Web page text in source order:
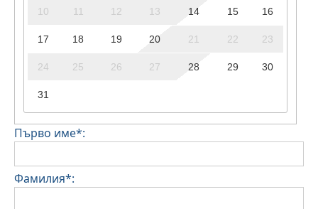
10 11 12 13 14 15 16
17 18 19 20 21 22 23
24 25 26 27 28 29 30
31
Първо име*:
Фамилия*: